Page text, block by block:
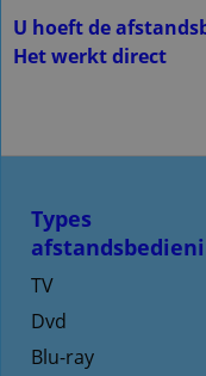
U hoeft de
Het werkt direct
Types
TV
Dvd
Blu-ray